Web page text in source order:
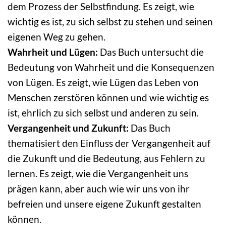
dem Prozess der Selbstfindung. Es zeigt, wie
wichtig es ist, zu sich selbst zu stehen und seinen
eigenen Weg zu gehen.
Wahrheit und Lügen: Das Buch untersucht die
Bedeutung von Wahrheit und die Konsequenzen
von Lügen. Es zeigt, wie Lügen das Leben von
Menschen zerstören können und wie wichtig es
ist, ehrlich zu sich selbst und anderen zu sein.
Vergangenheit und Zukunft: Das Buch
thematisiert den Einfluss der Vergangenheit auf
die Zukunft und die Bedeutung, aus Fehlern zu
lernen. Es zeigt, wie die Vergangenheit uns
prägen kann, aber auch wie wir uns von ihr
befreien und unsere eigene Zukunft gestalten
können.